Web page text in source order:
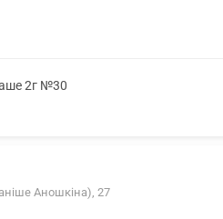
2г №30
Аношкіна), 27